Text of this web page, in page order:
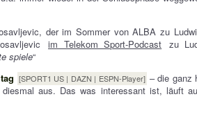
der im Sommer von ALBA zu
im Telekom Sport-Podcast zu
spiele“
[SPORT1 US | DAZN | ESPN-Player] – die ganz
aus. Das was interessant ist, läuft